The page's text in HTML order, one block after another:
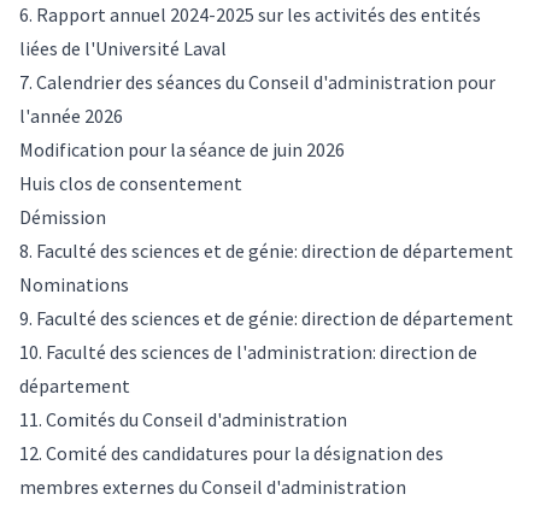
6. Rapport annuel 2024-2025 sur les activités des entités
liées de l'Université Laval
7. Calendrier des séances du Conseil d'administration pour
l'année 2026
Modification pour la séance de juin 2026
Huis clos de consentement
Démission
8. Faculté des sciences et de génie: direction de département
Nominations
9. Faculté des sciences et de génie: direction de département
10. Faculté des sciences de l'administration: direction de
département
11. Comités du Conseil d'administration
12. Comité des candidatures pour la désignation des
membres externes du Conseil d'administration